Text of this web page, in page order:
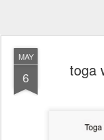
MAY
6 toga